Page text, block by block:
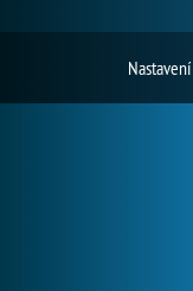
Nastavení